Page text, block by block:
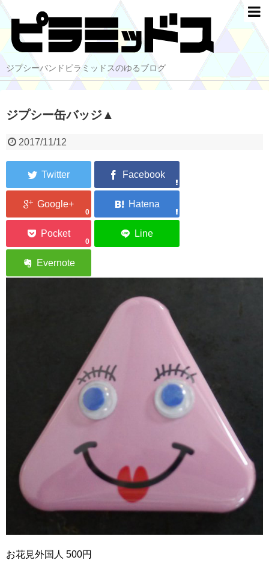
ジプシーバンドピラミッドスのゆるブログ
ジプシー缶バッジ▲
2017/11/12
0
0
お花見外国人 500円